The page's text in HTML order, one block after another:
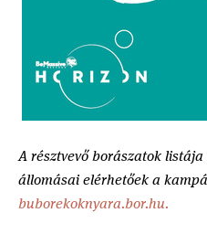
A résztvevő borászatok
állomásai elérhetőek a
buborekoknyara.bor.hu.